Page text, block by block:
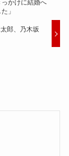
かけに結婚へ
」
郎、乃木坂